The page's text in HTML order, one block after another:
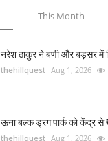
This Month
नरेश ठाकुर ने बणी और बड़सर में
thehillquest Aug 1, 2026
ऊना बल्क ड्रग पार्क को केंद्र से
thehillquest Aug 1, 2026